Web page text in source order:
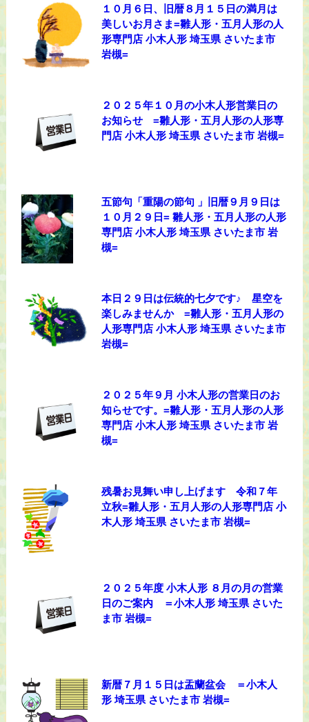
１０月６日、旧暦８月１５日の満月は
美しいお月さま=雛人形・五月人形の人
形専門店 小木人形 埼玉県 さいたま市
岩槻=
２０２５年１０月の小木人形営業日の
お知らせ =雛人形・五月人形の人形専
門店 小木人形 埼玉県 さいたま市 岩槻=
五節句「重陽の節句 」旧暦９月９日は
１０月２９日= 雛人形・五月人形の人形
専門店 小木人形 埼玉県 さいたま市 岩
槻=
本日２９日は伝統的七夕です♪ 星空を
楽しみませんか =雛人形・五月人形の
人形専門店 小木人形 埼玉県 さいたま市
岩槻=
２０２５年９月 小木人形の営業日のお
知らせです。=雛人形・五月人形の人形
専門店 小木人形 埼玉県 さいたま市 岩
槻=
残暑お見舞い申し上げます 令和７年
立秋=雛人形・五月人形の人形専門店 小
木人形 埼玉県 さいたま市 岩槻=
２０２５年度 小木人形 ８月の月の営業
日のご案内 ＝小木人形 埼玉県 さいた
ま市 岩槻=
新暦７月１５日は盂蘭盆会 ＝小木人
形 埼玉県 さいたま市 岩槻=